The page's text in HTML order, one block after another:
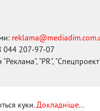
044 207-97-07
"PR",
куки.Докладніше...